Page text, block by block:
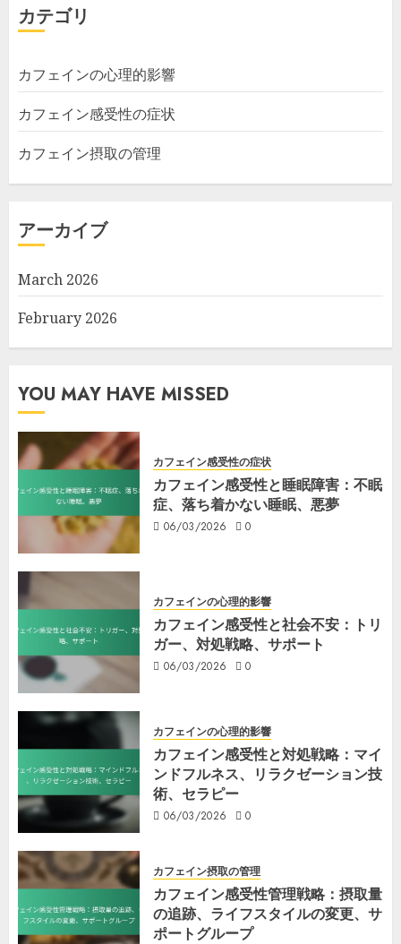
カテゴリ
カフェインの心理的影響
カフェイン感受性の症状
カフェイン摂取の管理
アーカイブ
March 2026
February 2026
YOU MAY HAVE MISSED
カフェイン感受性の症状
カフェイン感受性と睡眠障害：不眠
症、落ち着かない睡眠、悪夢
06/03/2026 0
カフェインの心理的影響
カフェイン感受性と社会不安：トリ
ガー、対処戦略、サポート
06/03/2026 0
カフェインの心理的影響
カフェイン感受性と対処戦略：マイ
ンドフルネス、リラクゼーション技
術、セラピー
06/03/2026 0
カフェイン摂取の管理
カフェイン感受性管理戦略：摂取量
の追跡、ライフスタイルの変更、サ
ポートグループ